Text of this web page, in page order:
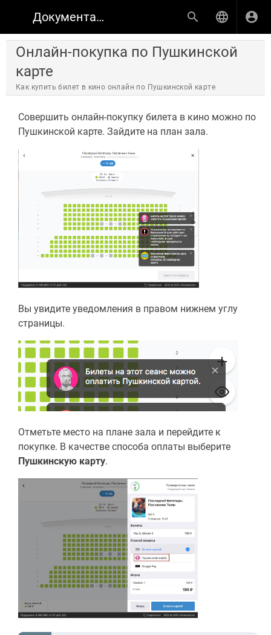
Документация по продуктам КИНОПЛАН
Онлайн-покупка по Пушкинской
карте
Как купить билет в кино онлайн по Пушкинской карте
Совершить онлайн-покупку билета в кино можно по
Пушкинской карте. Зайдите на план зала.
Вы увидите уведомления в правом нижнем углу
страницы.
Отметьте место на плане зала и перейдите к
покупке. В качестве способа оплаты выберите
Пушкинскую карту.